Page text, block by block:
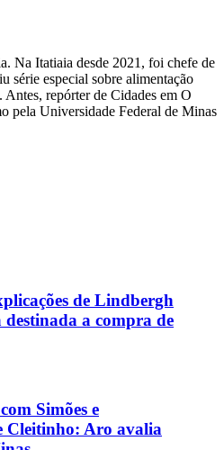
Na Itatiaia desde 2021, foi chefe de
série especial sobre alimentação
Antes, repórter de Cidades em O
pela Universidade Federal de Minas
de Lindbergh
destinada a compra de
Simões e
Cleitinho: Aro avalia